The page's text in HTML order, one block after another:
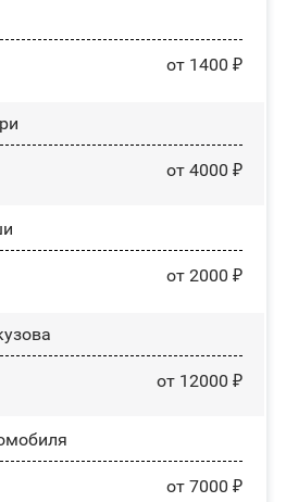
от 1400 ₽
от 4000 ₽
от 2000 ₽
от 12000 ₽
от 7000 ₽